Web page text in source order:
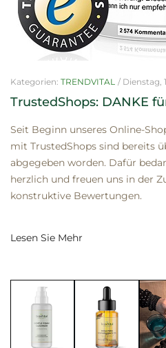
Kategorien: TRENDVITAL / Dienstag,
TrustedShops: DANKE
Seit Beginn unseres Online-
mit TrustedShops sind bereits
abgegeben worden. Dafür
herzlich und freuen uns in der
konstruktive Bewertungen.
Lesen Sie Mehr